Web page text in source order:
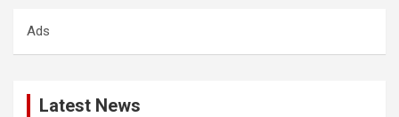
h
Ads
Latest News